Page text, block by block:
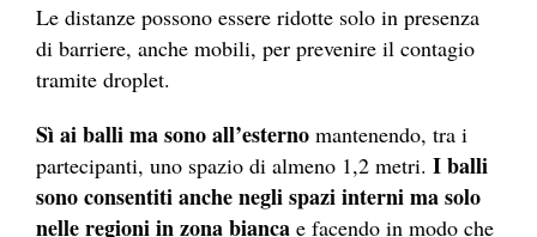
Le distanze possono essere ridotte solo in presenza
di barriere, anche mobili, per prevenire il contagio
tramite droplet.
Sì ai balli ma sono all’esterno mantenendo, tra i
partecipanti, uno spazio di almeno 1,2 metri. I balli
sono consentiti anche negli spazi interni ma solo
nelle regioni in zona bianca e facendo in modo che